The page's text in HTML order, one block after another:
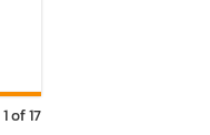
of 17